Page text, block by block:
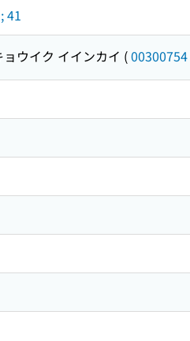
41
ウイク イインカイ (00300754